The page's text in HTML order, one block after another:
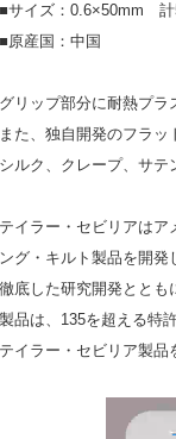
■サイズ：0.6×50mm 計
■原産国：中国
グリップ部分に耐熱プラ
また、独自開発のフラッ
シルク、クレープ、サテ
テイラー・セビリアはア
ング・キルト製品を開発
徹底した研究開発ととも
製品は、135を超える特
テイラー・セビリア製品